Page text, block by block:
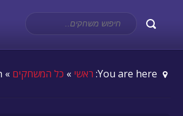
ראשי » כל המשחקים » Bullet Rush